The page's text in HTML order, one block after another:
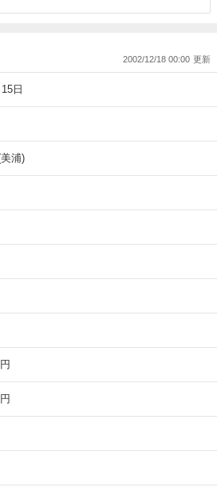
2002/12/18 00:00
日
浦)